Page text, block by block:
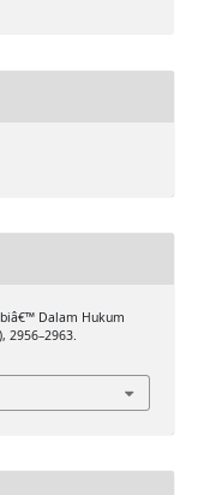
Dalam Hukum
2956–2963.